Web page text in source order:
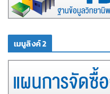
เมนูลิงค์ 2